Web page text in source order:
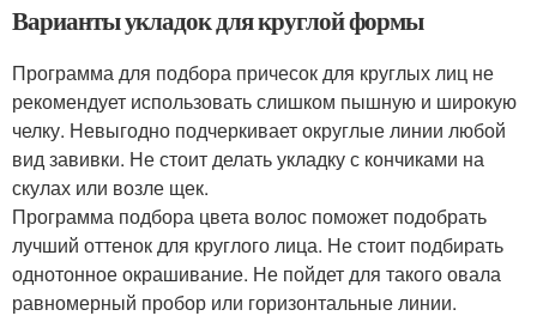
Варианты укладок для круглой формы
Программа для подбора причесок для круглых лиц не
рекомендует использовать слишком пышную и широкую
челку. Невыгодно подчеркивает округлые линии любой
вид завивки. Не стоит делать укладку с кончиками на
скулах или возле щек.
Программа подбора цвета волос поможет подобрать
лучший оттенок для круглого лица. Не стоит подбирать
однотонное окрашивание. Не пойдет для такого овала
равномерный пробор или горизонтальные линии.